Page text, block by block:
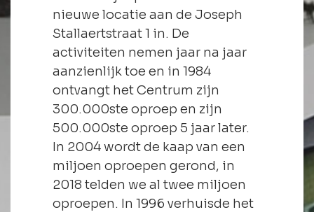
nieuwe locatie aan de Joseph
Stallaertstraat 1 in. De
activiteiten nemen jaar na jaar
aanzienlijk toe en in 1984
ontvangt het Centrum zijn
300.000ste oproep en zijn
500.000ste oproep 5 jaar later.
In 2004 wordt de kaap van een
miljoen oproepen gerond, in
2018 telden we al twee miljoen
oproepen. In 1996 verhuisde het